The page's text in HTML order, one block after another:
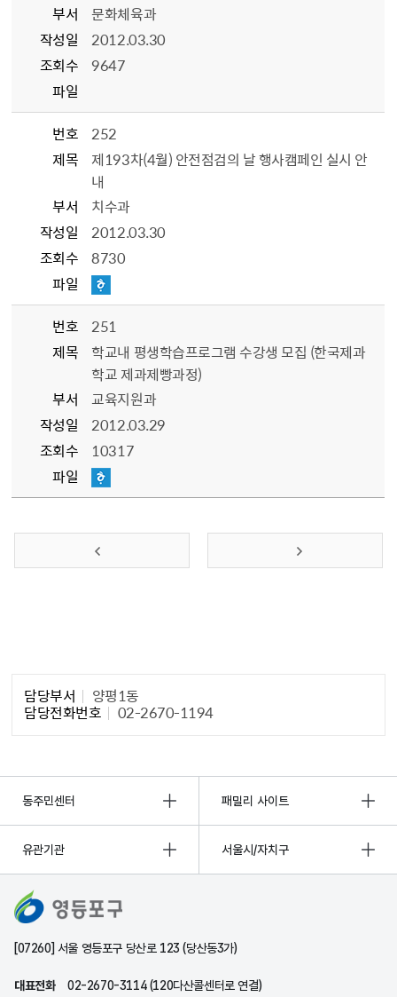
부서
문화체육과
작성일
2012.03.30
조회수
9647
파일
번호
252
제목
제193차(4월) 안전점검의 날 행사캠페인 실시 안
내
부서
치수과
작성일
2012.03.30
조회수
8730
파일
번호
251
제목
학교내 평생학습프로그램 수강생 모집 (한국제과
학교 제과제빵과정)
부서
교육지원과
작성일
2012.03.29
조회수
10317
파일
이전 페이지 다음 페이지
담당부서 양평1동
담당전화번호 02-2670-1194
동주민센터 패밀리 사이트
유관기관 서울시/자치구
[07260] 서울 영등포구 당산로 123 (당산동3가)
대표전화 02-2670-3114 (120다산콜센터로 연결)